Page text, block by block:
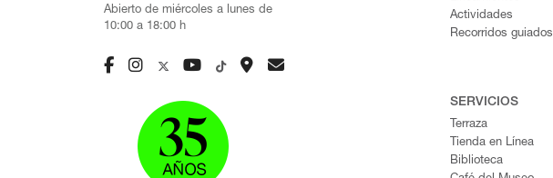
Abierto de miércoles a lunes de
10:00 a 18:00 h
Actividades
Recorridos guiados
SERVICIOS
Terraza
Tienda en Línea
Biblioteca